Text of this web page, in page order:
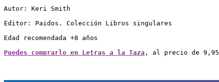
Autor: Keri Smith
Editor: Paidos. Colección Libros singulares
Edad recomendada +8 años
Puedes comprarlo en Letras a la Taza , al precio de